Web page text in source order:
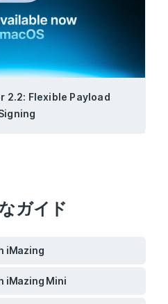
2.2: Flexible Payload
ガイド
iMazing
iMazing Mini